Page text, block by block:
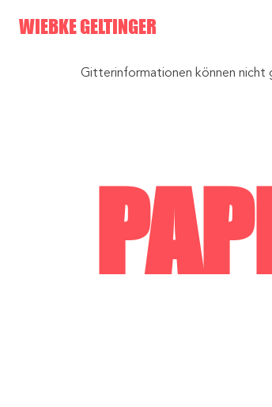
WIEBKE GELTINGER
Gitterinformationen können nicht